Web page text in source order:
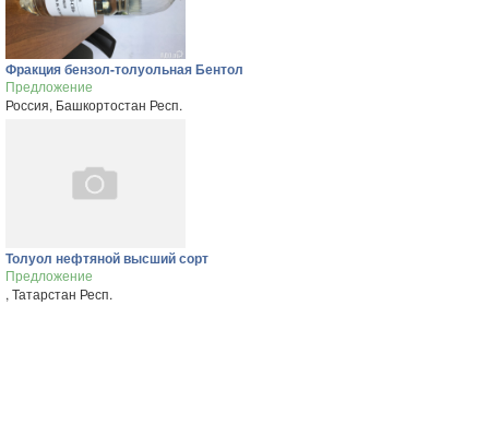
Фракция бензол-толуольная Бентол
Предложение
Россия, Башкортостан Респ.
Толуол нефтяной высший сорт
Предложение
, Татарстан Респ.